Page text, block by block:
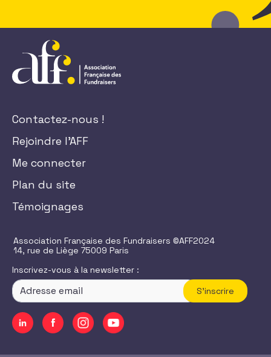
Contactez-nous !
Rejoindre l'AFF
Me connecter
Plan du site
Témoignages
Association Française des Fundraisers ©AFF2024
14, rue de Liège 75009 Paris
Inscrivez-vous à la newsletter :
S'inscrire